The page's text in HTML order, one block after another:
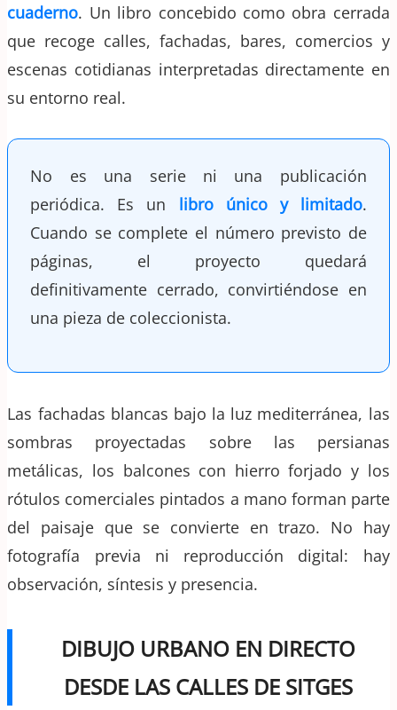
cuaderno. Un libro concebido como obra cerrada
que recoge calles, fachadas, bares, comercios y
escenas cotidianas interpretadas directamente en
su entorno real.
No es una serie ni una publicación
periódica. Es un libro único y limitado.
Cuando se complete el número previsto de
páginas, el proyecto quedará
definitivamente cerrado, convirtiéndose en
una pieza de coleccionista.
Las fachadas blancas bajo la luz mediterránea, las
sombras proyectadas sobre las persianas
metálicas, los balcones con hierro forjado y los
rótulos comerciales pintados a mano forman parte
del paisaje que se convierte en trazo. No hay
fotografía previa ni reproducción digital: hay
observación, síntesis y presencia.
DIBUJO URBANO EN DIRECTO
DESDE LAS CALLES DE SITGES